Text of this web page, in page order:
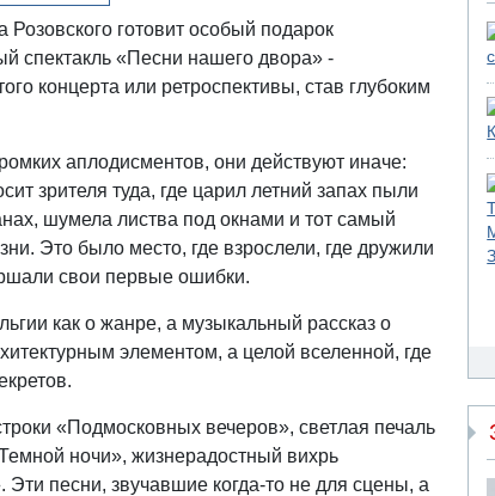
готовит особый подарок
спектакль «Песни нашего двора» -
концерта или ретроспективы, став глубоким
аплодисментов, они действуют иначе:
зрителя туда, где царил летний запах пыли
шумела листва под окнами и тот самый
Это было место, где взрослели, где дружили
свои первые ошибки.
как о жанре, а музыкальный рассказ о
элементом, а целой вселенной, где
«Подмосковных вечеров», светлая печаль
ночи», жизнерадостный вихрь
песни, звучавшие когда-то не для сцены, а